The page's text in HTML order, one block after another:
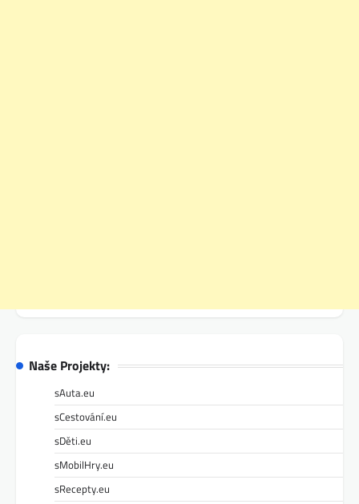
Naše Projekty:
sAuta.eu
sCestování.eu
sDěti.eu
sMobilHry.eu
sRecepty.eu